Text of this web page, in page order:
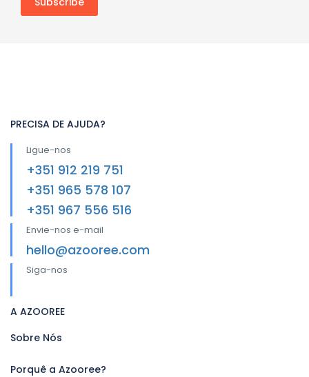
PRECISA DE AJUDA?
Ligue-nos
+351 912 219 751
+351 965 578 107
+351 967 556 516
Envie-nos e-mail
hello@azooree.com
Siga-nos
A AZOOREE
Sobre Nós
Porquê a Azooree?